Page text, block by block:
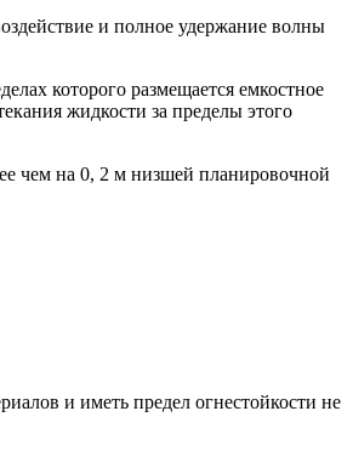
и полное удержание волны
которого размещается емкостное
жидкости за пределы этого
чем на 0, 2 м низшей планировочной
и иметь предел огнестойкости не